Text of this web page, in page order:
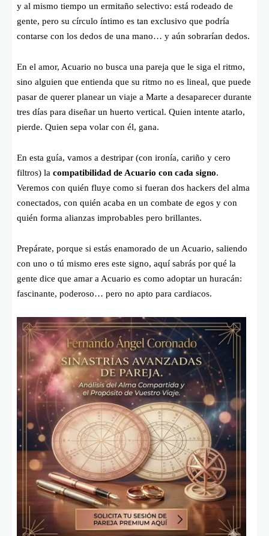
y al mismo tiempo un ermitaño selectivo: está rodeado de
gente, pero su círculo íntimo es tan exclusivo que podría
contarse con los dedos de una mano… y aún sobrarían dedos.
En el amor, Acuario no busca una pareja que le siga el ritmo,
sino alguien que entienda que su ritmo no es lineal, que puede
pasar de querer planear un viaje a Marte a desaparecer durante
tres días para diseñar un huerto vertical. Quien intente atarlo,
pierde. Quien sepa volar con él, gana.
En esta guía, vamos a destripar (con ironía, cariño y cero
filtros) la compatibilidad de Acuario con cada signo.
Veremos con quién fluye como si fueran dos hackers del alma
conectados, con quién acaba en un combate de egos y con
quién forma alianzas improbables pero brillantes.
Prepárate, porque si estás enamorado de un Acuario, saliendo
con uno o tú mismo eres este signo, aquí sabrás por qué la
gente dice que amar a Acuario es como adoptar un huracán:
fascinante, poderoso… pero no apto para cardiacos.